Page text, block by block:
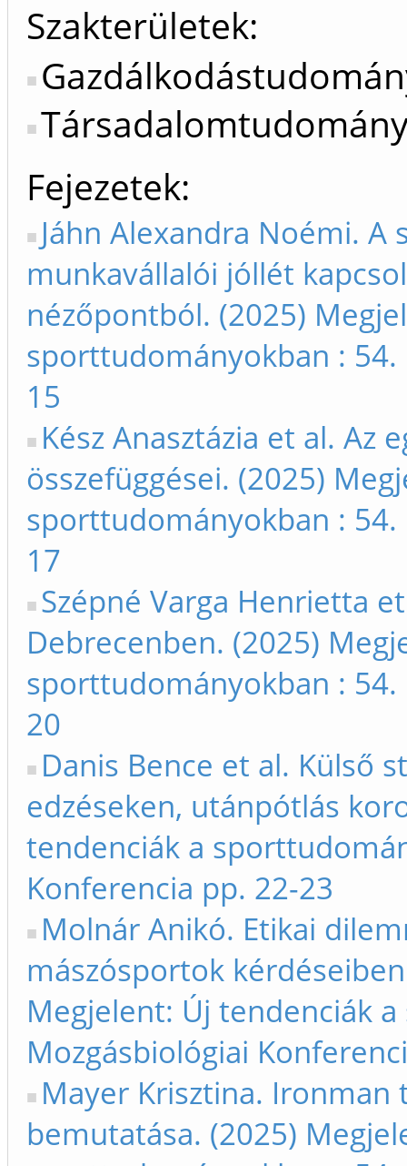
Szakterületek:
Fejezetek
Jáhn Alexandra Noémi. A
munkavállalói jóllét
nézőpontból. (2025)
sporttudományokban :
15
Kész Anasztázia et al. Az
összefüggései. (2025)
sporttudományokban :
17
Szépné Varga Henrietta
Debrecenben. (2025)
sporttudományokban :
20
Danis Bence et al. Külső
edzéseken, utánpótlás
tendenciák a
Konferencia pp. 22-23
Molnár Anikó. Etikai
mászósportok
Megjelent: Új tendenciák
Mozgásbiológiai
Mayer Krisztina.
bemutatása. (2025)